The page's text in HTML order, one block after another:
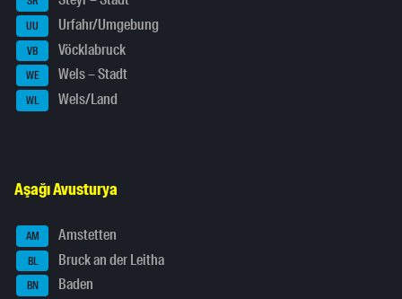
UU Urfahr/Umgebung
VB Vöcklabruck
WE Wels – Stadt
WL Wels/Land
Aşağı Avusturya
AM Amstetten
BL Bruck an der Leitha
BN Baden